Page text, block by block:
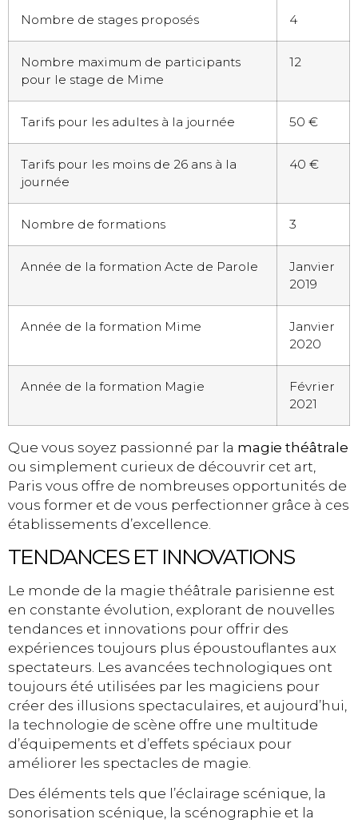
Nombre de stages proposés 4
Nombre maximum de participants
pour le stage de Mime
12
Tarifs pour les adultes à la journée 50 €
Tarifs pour les moins de 26 ans à la
journée
40 €
Nombre de formations 3
Année de la formation Acte de Parole
Janvier
2019
Année de la formation Mime
Janvier
2020
Année de la formation Magie
Février
2021
Que vous soyez passionné par la magie théâtrale
ou simplement curieux de découvrir cet art,
Paris vous offre de nombreuses opportunités de
vous former et de vous perfectionner grâce à ces
établissements d’excellence.
TENDANCES ET INNOVATIONS
Le monde de la magie théâtrale parisienne est
en constante évolution, explorant de nouvelles
tendances et innovations pour offrir des
expériences toujours plus époustouflantes aux
spectateurs. Les avancées technologiques ont
toujours été utilisées par les magiciens pour
créer des illusions spectaculaires, et aujourd’hui,
la technologie de scène offre une multitude
d’équipements et d’effets spéciaux pour
améliorer les spectacles de magie.
Des éléments tels que l’éclairage scénique, la
sonorisation scénique, la scénographie et la